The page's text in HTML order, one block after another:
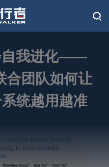
们
自我进化——
合团队如何让
统越用越准